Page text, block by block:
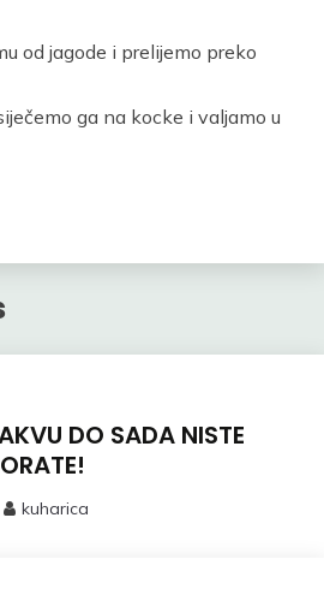
od jagode i prelijemo preko
ga na kocke i valjamo u
DO SADA NISTE
kuharica